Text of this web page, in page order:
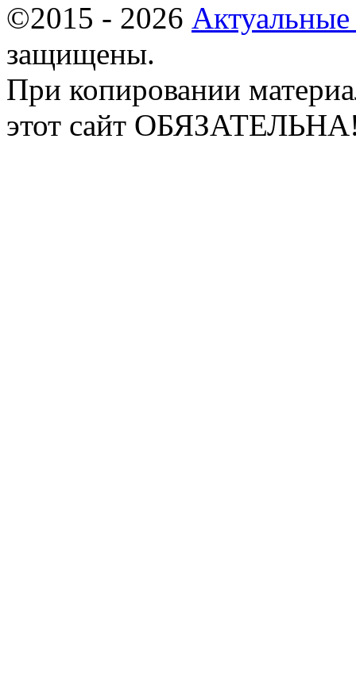
©2015 - 2026
защищены.
При копировании
этот сайт